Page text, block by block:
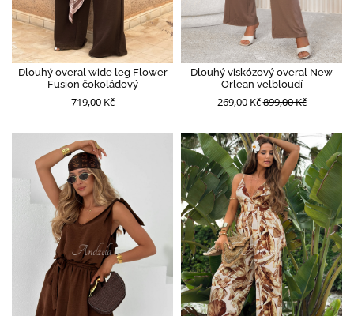
Dlouhý overal wide leg Flower
Fusion čokoládový
719,00 Kč
Dlouhý viskózový overal New
Orlean velbloudí
269,00 Kč899,00 Kč